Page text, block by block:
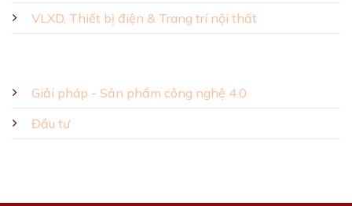
VLXD, Thiết bị điện & Trang trí nội thất
Giải pháp - Sản phẩm công nghệ 4.0
Đầu tư